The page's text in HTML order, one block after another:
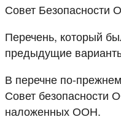
Совет Безопасности
Перечень, который
предыдущие
В перечне по-
Совет безопасности
наложенных ООН.